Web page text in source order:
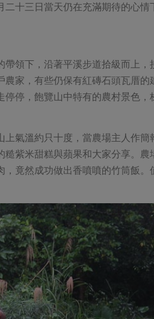
十三日當天仍在充滿期待的心情
領下，沿著平溪步道拾級而上
家，有些仍保有紅磚石頭瓦厝
停，飽覽山中特有的農村景色
氣溫約只十度，當農場主人作
紫米甜糕與蘋果和大家分享。
竟然成功做出香噴噴的竹筒飯